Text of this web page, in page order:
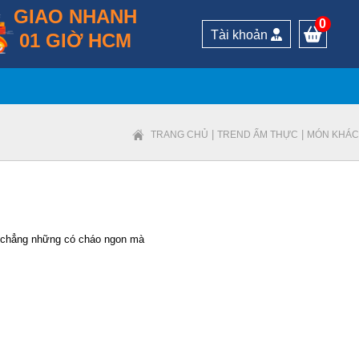
GIAO NHANH
01 GIỜ HCM
Tài khoản
0
TRANG CHỦ TREND ẨM THỰC MÓN KHÁC
những có cháo ngon mà